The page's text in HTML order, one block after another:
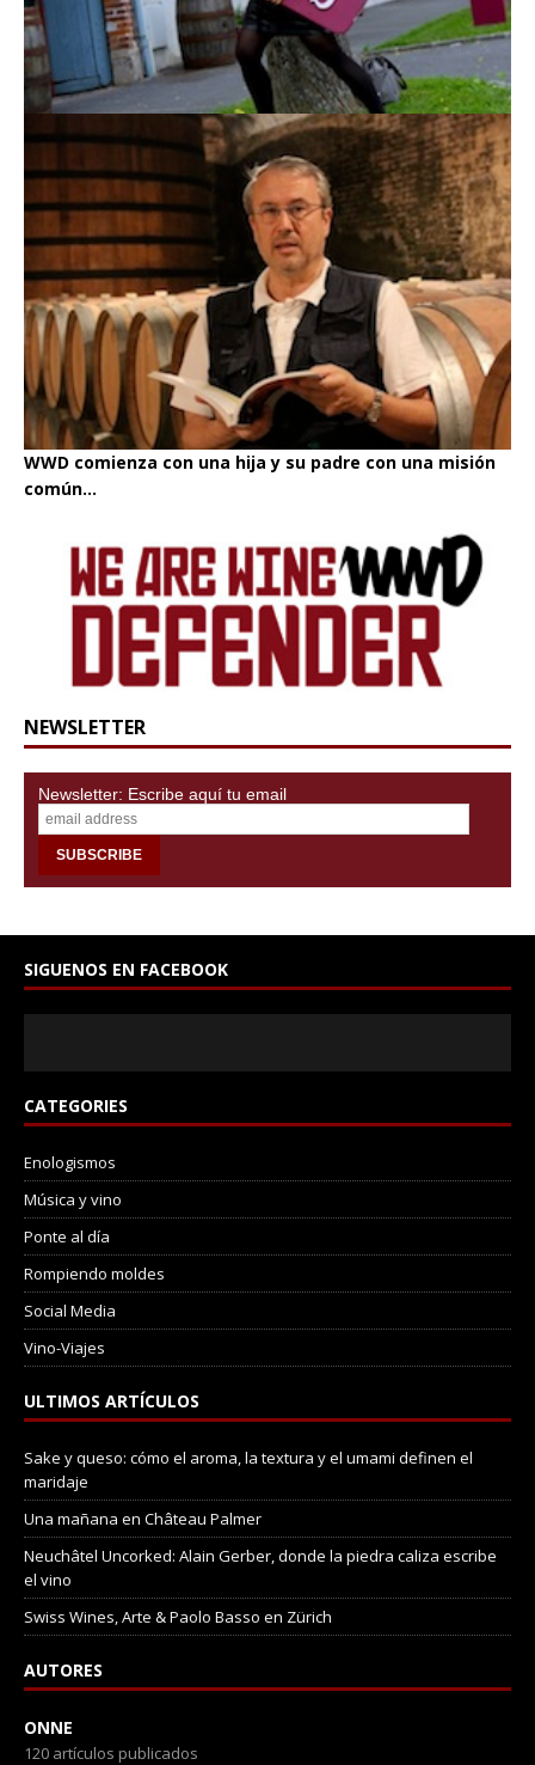
WWD comienza con una hija y su padre con una misión
común...
NEWSLETTER
Newsletter: Escribe aquí tu email
SIGUENOS EN FACEBOOK
CATEGORIES
Enologismos
Música y vino
Ponte al día
Rompiendo moldes
Social Media
Vino-Viajes
ULTIMOS ARTÍCULOS
Sake y queso: cómo el aroma, la textura y el umami definen el
maridaje
Una mañana en Château Palmer
Neuchâtel Uncorked: Alain Gerber, donde la piedra caliza escribe
el vino
Swiss Wines, Arte & Paolo Basso en Zürich
AUTORES
ONNE
120 artículos publicados